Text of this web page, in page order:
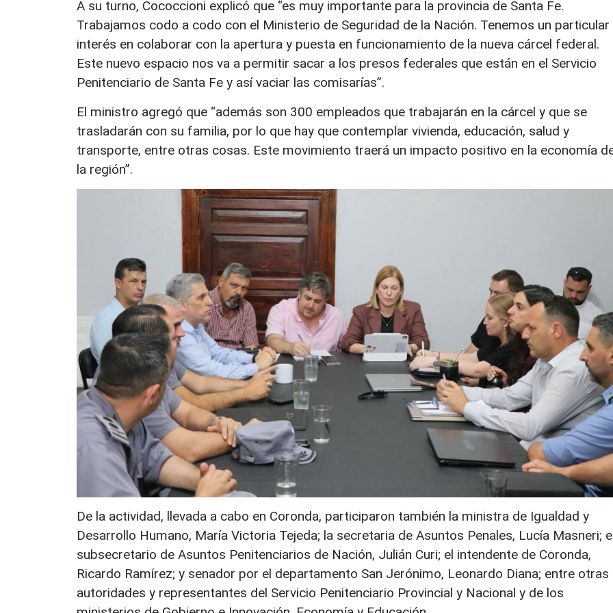
A su turno, Cococcioni explicó que “es muy importante para la provincia de Santa Fe.
Trabajamos codo a codo con el Ministerio de Seguridad de la Nación. Tenemos un particular
interés en colaborar con la apertura y puesta en funcionamiento de la nueva cárcel federal.
Este nuevo espacio nos va a permitir sacar a los presos federales que están en el Servicio
Penitenciario de Santa Fe y así vaciar las comisarías”.
El ministro agregó que “además son 300 empleados que trabajarán en la cárcel y que se
trasladarán con su familia, por lo que hay que contemplar vivienda, educación, salud y
transporte, entre otras cosas. Este movimiento traerá un impacto positivo en la economía
la región”.
De la actividad, llevada a cabo en Coronda, participaron también la ministra de Igualdad y
Desarrollo Humano, María Victoria Tejeda; la secretaria de Asuntos Penales, Lucía Masneri;
subsecretario de Asuntos Penitenciarios de Nación, Julián Curi; el intendente de Coronda,
Ricardo Ramírez; y senador por el departamento San Jerónimo, Leonardo Diana; entre otras
autoridades y representantes del Servicio Penitenciario Provincial y Nacional y de los